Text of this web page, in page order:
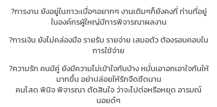
?การงาน ยังอยู่ในภาวะเบื่อๆอยากๆ งานเดิมๆก็ยังคงที่ ท่านที่อยู่
ในองค์กรผู้ใหญ่มีการพิจารณาผลงาน
?การเงิน ยังไม่คล่องมือ รายรับ รายจ่าย เสมอตัว ต้องรอบคอบใน
การใช้จ่าย
?ความรัก คนมีคู่ ยังมีความไม่เข้าใจกันบ้าง หมั่นเอาอกเอาใจกันให้
มากขึ้น อย่าปล่อยให้รักจืดชืดนาน
คนโสด พินิจ พิจารณา ตัดสินใจ ว่าจะไปต่อหรือหยุด อารมณ์
นอยด์ๆ